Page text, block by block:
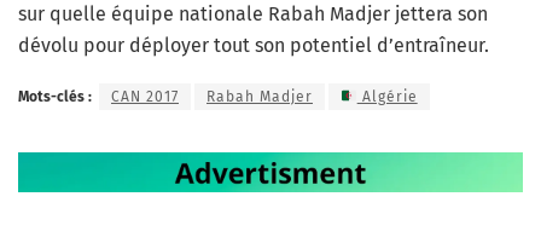
sur quelle équipe nationale Rabah Madjer jettera son
dévolu pour déployer tout son potentiel d’entraîneur.
Mots-clés : CAN 2017 Rabah Madjer Algérie